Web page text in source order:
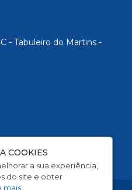
- Tabuleiro do Martins -
COOKIES
a sua experiência,
do site e obter
mais